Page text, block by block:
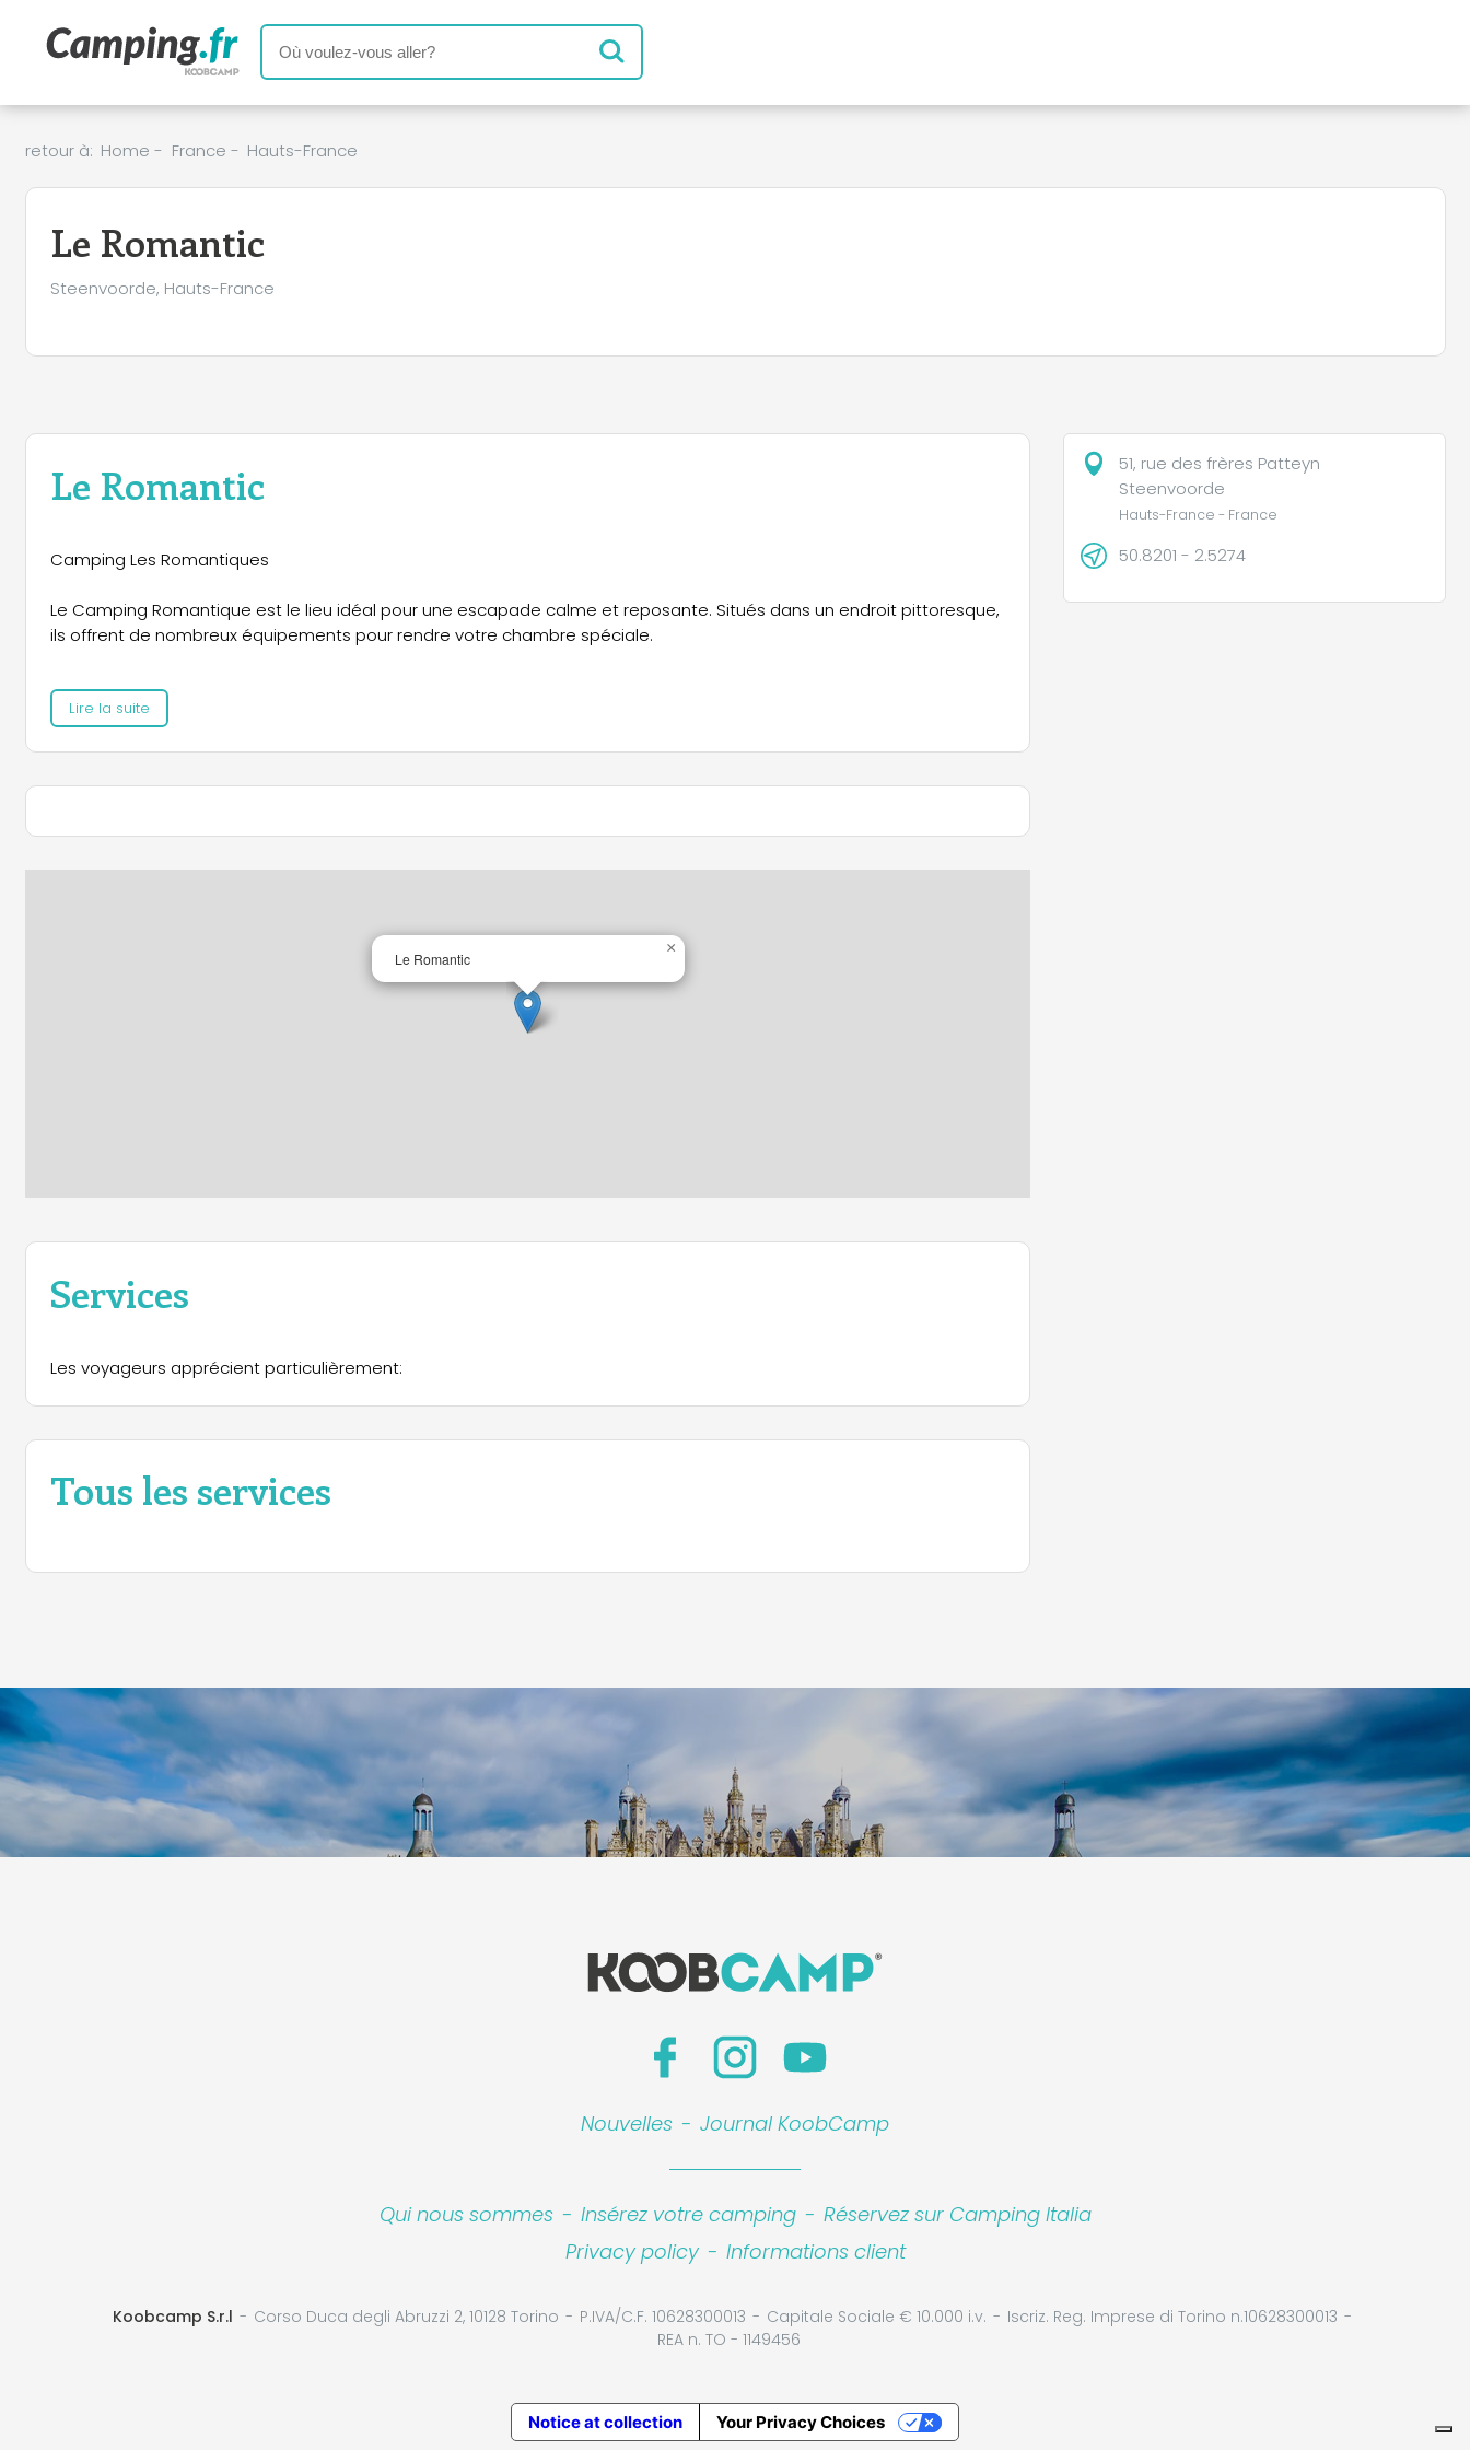
retour à: Home - France - Hauts-France
Le Romantic
Steenvoorde, Hauts-France
Le Romantic
Camping Les Romantiques
Le Camping Romantique est le lieu idéal pour une escapade calme et reposante. Situés dans un endroit pittoresque,
ils offrent de nombreux équipements pour rendre votre chambre spéciale.
Services offerts :
- Mobil Homes : Disponibles de 1 à 3 chambres, tous équipés de terrasse et TV.
tout au long de l'année.
Profitez de notre spa relaxant et des nombreuses activités qui s'offrent à vous pour des vacances parfaites.
Lire la suite
Le Romantic
×
Leaflet
Services
Les voyageurs apprécient particulièrement:
Tous les services
51, rue des frères Patteyn
Steenvoorde
Hauts-France - France
50.8201 - 2.5274
Nouvelles - Journal KoobCamp
Qui nous sommes - Insérez votre camping - Réservez sur Camping Italia
Privacy policy - Informations client
Koobcamp S.r.l Corso Duca degli Abruzzi 2, 10128 Torino P.IVA/C.F. 10628300013 Capitale Sociale € 10.000 i.v.
Iscriz. Reg. Imprese di Torino n.10628300013
REA n. TO - 1149456
Notice at collection Your Privacy Choices